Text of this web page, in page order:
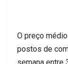
O preço
postos de